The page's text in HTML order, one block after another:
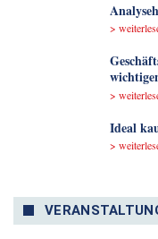
>
>
Ideal
>